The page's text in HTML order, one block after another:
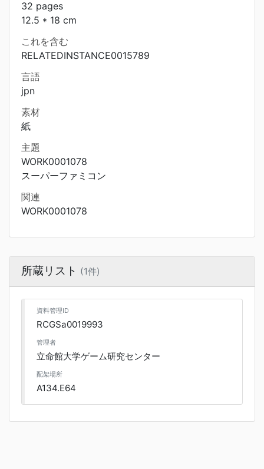
32 pages
12.5 * 18 cm
これを含む
RELATEDINSTANCE0015789
言語
jpn
素材
紙
主題
WORK0001078
スーパーファミコン
関連
WORK0001078
所蔵リスト (1件)
資料管理ID
RCGSa0019993
管理者
立命館大学ゲーム研究センター
配架場所
A134.E64